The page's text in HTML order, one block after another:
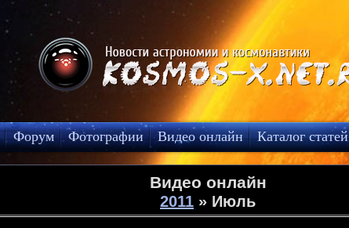
Форум Фотографии Видео онлайн Каталог статей
Видео онлайн
2011 » Июль